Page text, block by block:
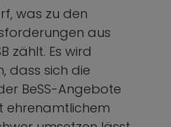
was zu den
aus
zählt. Es wird
dass sich die
BeSS-Angebote
ehrenamtlichem